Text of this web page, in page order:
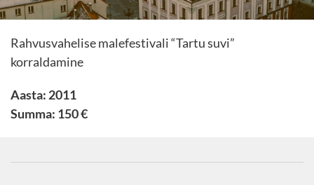
Rahvusvahelise malefestivali “Tartu suvi”
korraldamine
Aasta: 2011
Summa: 150 €